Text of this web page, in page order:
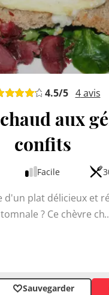
4.5/5 4avis
aux
confits
Facile
d'un plat délicieux et
? Ce chèvre
de chèvre, la texture
d'une salade verte
Sauvegarder